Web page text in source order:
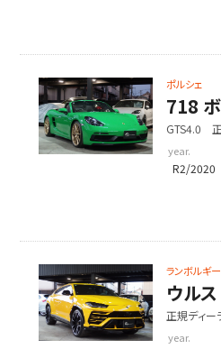
ポルシェ
718
GTS4.0
year.
R2/2020
ランボルギ
ウルス
正規ディ
year.